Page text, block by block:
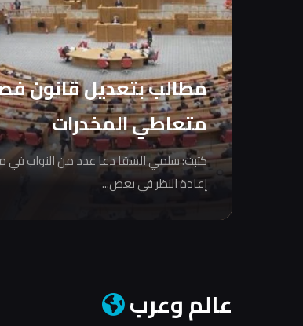
مطالب بتعديل قانون
متعاطي المخدرات
كتبت: سلمي السقا دعا عدد من النواب
إعادة النظر في بعض...
عالم وعرب